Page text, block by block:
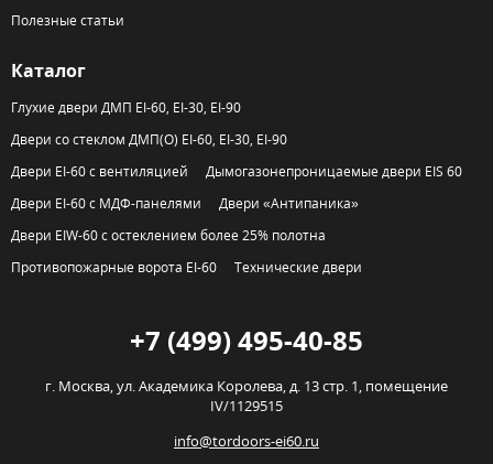
Полезные статьи
Каталог
Глухие двери ДМП EI-60, EI-30, EI-90
Двери со стеклом ДМП(О) EI-60, EI-30, EI-90
Двери EI-60 с вентиляцией
Дымогазонепроницаемые двери EIS 60
Двери EI-60 с МДФ-панелями
Двери «Антипаника»
Двери EIW-60 с остеклением более 25% полотна
Противопожарные ворота EI-60
Технические двери
+7 (499) 495-40-85
г. Москва,ул. Академика Королева, д. 13 стр. 1, помещение
IV/1129515
info@tordoors-ei60.ru